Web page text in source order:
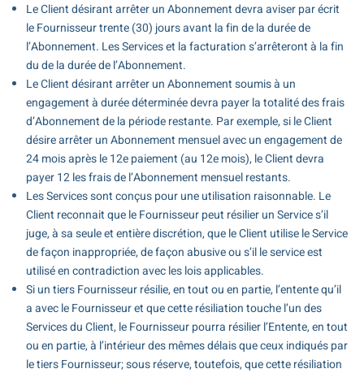
Le Client désirant arrêter un Abonnement devra aviser par écrit
le Fournisseur trente (30) jours avant la fin de la durée de
l’Abonnement. Les Services et la facturation s’arrêteront à la fin
du de la durée de l’Abonnement.
Le Client désirant arrêter un Abonnement soumis à un
engagement à durée déterminée devra payer la totalité des frais
d’Abonnement de la période restante. Par exemple, si le Client
désire arrêter un Abonnement mensuel avec un engagement de
24 mois après le 12e paiement (au 12e mois), le Client devra
payer 12 les frais de l’Abonnement mensuel restants.
Les Services sont conçus pour une utilisation raisonnable. Le
Client reconnait que le Fournisseur peut résilier un Service s’il
juge, à sa seule et entière discrétion, que le Client utilise le Service
de façon inappropriée, de façon abusive ou s’il le service est
utilisé en contradiction avec les lois applicables.
Si un tiers Fournisseur résilie, en tout ou en partie, l’entente qu’il
a avec le Fournisseur et que cette résiliation touche l’un des
Services du Client, le Fournisseur pourra résilier l’Entente, en tout
ou en partie, à l’intérieur des mêmes délais que ceux indiqués par
le tiers Fournisseur; sous réserve, toutefois, que cette résiliation